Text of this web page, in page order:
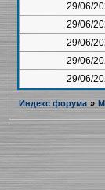
29/06/
29/06/
29/06/
29/06/
29/06/
Индекс форума »